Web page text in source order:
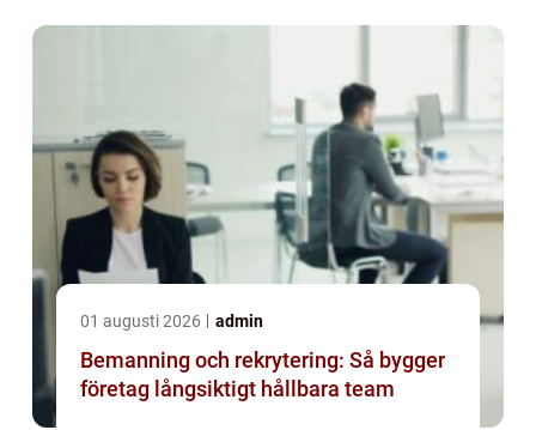
01 augusti 2026 admin
Bemanning och rekrytering: Så bygger
företag långsiktigt hållbara team